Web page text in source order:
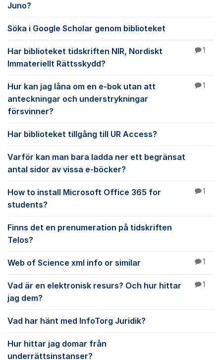
Juno?
Söka i Google Scholar genom biblioteket
Har biblioteket tidskriften NIR, Nordiskt
Immateriellt Rättsskydd?
1
Hur kan jag låna om en e-bok utan att
anteckningar och understrykningar
försvinner?
1
Har biblioteket tillgång till UR Access?
Varför kan man bara ladda ner ett begränsat
antal sidor av vissa e-böcker?
How to install Microsoft Office 365 for
students?
1
Finns det en prenumeration på tidskriften
Telos?
Web of Science xml info or similar 1
Vad är en elektronisk resurs? Och hur hittar
jag dem?
1
Vad har hänt med InfoTorg Juridik?
Hur hittar jag domar från
underrättsinstanser?